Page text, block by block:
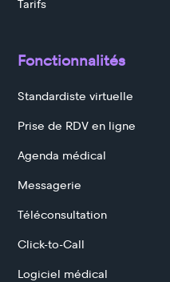
Tarifs
Fonctionnalités
Standardiste virtuelle
Prise de RDV en ligne
Agenda médical
Messagerie
Téléconsultation
Click-to-Call
Logiciel médical